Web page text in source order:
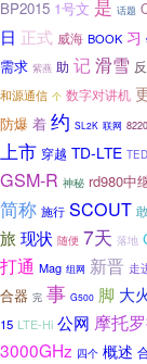
BP2015 1号文 是 话题
日 正式 威海 BOOK 习
需求 紫燕 助 记滑雪
和源通信 个 数字对讲机
防爆 着 约 SL2K 联网 8220
上市 穿越 TD-LTE
GSM-R 神秘 rd980中
简称 施行 SCOUT
旅 现状 随便 7天 落地
打通 Mag 组网 新晋 走
合器 完 事 G500 脚 大
15 LTE-Hi 公网 摩托
3000GHz 四个 概述